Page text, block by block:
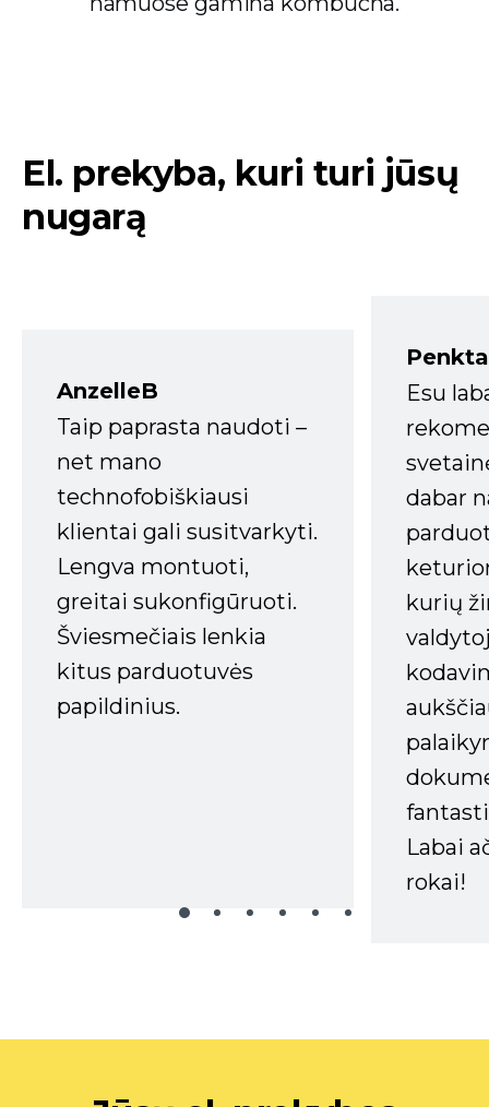
El. prekyba, kuri turi jūsų
nugarą
AnzelleB
Taip paprasta naudoti –
net mano
technofobiškiausi
klientai gali susitvarkyti.
Lengva montuoti,
greitai sukonfigūruoti.
Šviesmečiais lenkia
kitus parduotuvės
papildinius.
Esu
dabar
kurių
Labai
rokai!